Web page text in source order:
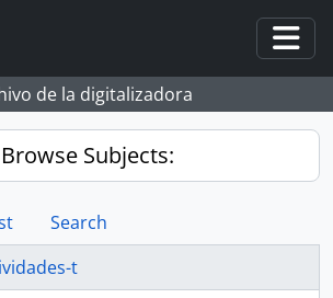
de la digitalizadora
Browse Subjects:
Search
t